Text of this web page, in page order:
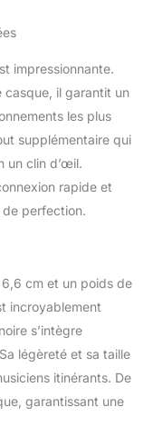
impressionnante.
casque, il garantit un
les plus
supplémentaire qui
un clin d’œil.
rapide et
de perfection.
cm et un poids de
incroyablement
s’intègre
légèreté et sa taille
itinérants. De
garantissant une